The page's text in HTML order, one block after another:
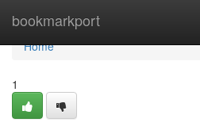
bookmarkport
Home
Home
1